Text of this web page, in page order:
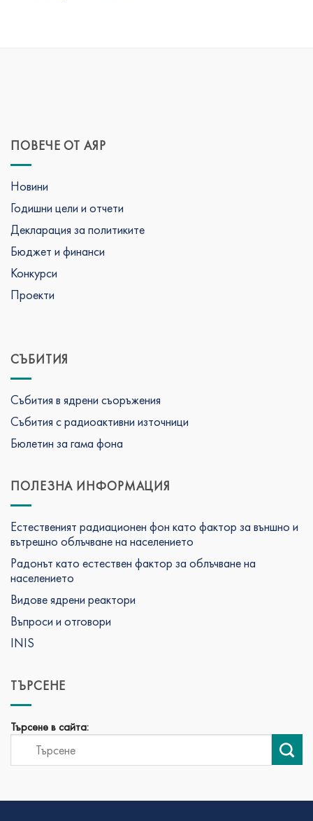
ПОВЕЧЕ ОТ АЯР
Новини
Годишни цели и отчети
Декларация за политиките
Бюджет и финанси
Конкурси
Проекти
СЪБИТИЯ
Събития в ядрени съоръжения
Събития с радиоактивни източници
Бюлетин за гама фона
ПОЛЕЗНА ИНФОРМАЦИЯ
Естественият радиационен фон като фактор за външно и
вътрешно облъчване на населението
Радонът като естествен фактор за облъчване на
населението
Видове ядрени реактори
Въпроси и отговори
INIS
ТЪРСЕНЕ
Търсене в сайта: